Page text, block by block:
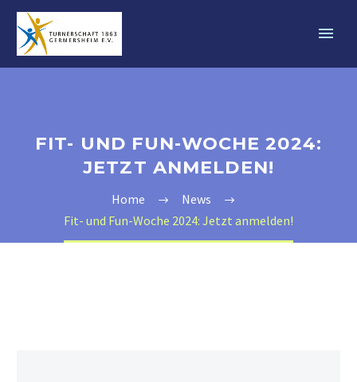
FIT- UND FUN-WOCHE 2024:
JETZT ANMELDEN!
Home
News
Fit- und Fun-Woche 2024: Jetzt anmelden!